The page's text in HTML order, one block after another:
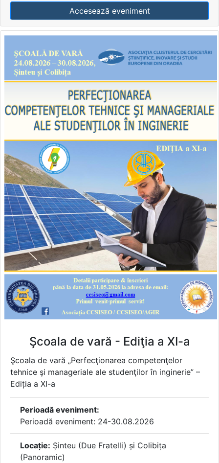
Accesează eveniment
Şcoala de vară - Ediţia a XI-a
Şcoala de vară „Perfecţionarea competenţelor
tehnice şi manageriale ale studenţilor în inginerie” –
Ediția a XI-a
Perioadă eveniment:
Perioadă eveniment: 24-30.08.2026
Locație: Șinteu (Due Fratelli) și Colibița
(Panoramic)